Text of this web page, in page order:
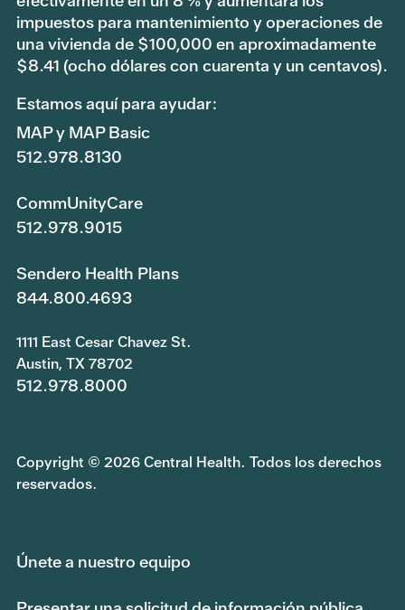
impuestos para mantenimiento y operaciones de
una vivienda de $100,000 en aproximadamente
$8.41 (ocho dólares con cuarenta y un centavos).
Estamos aquí para ayudar:
MAP y MAP Basic
512.978.8130
CommUnityCare
512.978.9015
Sendero Health Plans
844.800.4693
1111 East Cesar Chavez St.
Austin, TX 78702
512.978.8000
Copyright © 2026 Central Health. Todos los derechos
reservados.
Únete a nuestro equipo